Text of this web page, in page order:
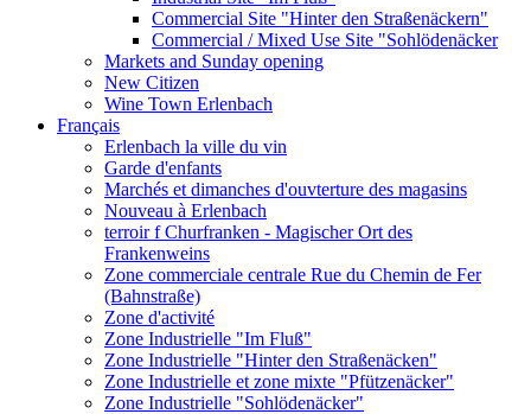
Commercial Site "Hinter den Straßenäckern"
Commercial / Mixed Use Site "Sohlödenäcker
Markets and Sunday opening
New Citizen
Wine Town Erlenbach
Français
Erlenbach la ville du vin
Garde d'enfants
Marchés et dimanches d'ouvterture des magasins
Nouveau à Erlenbach
terroir f Churfranken - Magischer Ort des
Frankenweins
Zone commerciale centrale Rue du Chemin de Fer
(Bahnstraße)
Zone d'activité
Zone Industrielle "Im Fluß"
Zone Industrielle "Hinter den Straßenäcken"
Zone Industrielle et zone mixte "Pfützenäcker"
Zone Industrielle "Sohlödenäcker"